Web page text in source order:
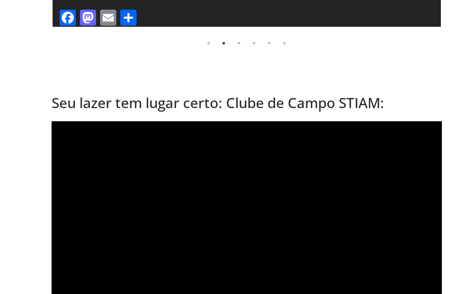
F
a
o
o
M
a
o
n
E
m h
Seu lazer tem lugar certo: Clube de Campo STIAM: